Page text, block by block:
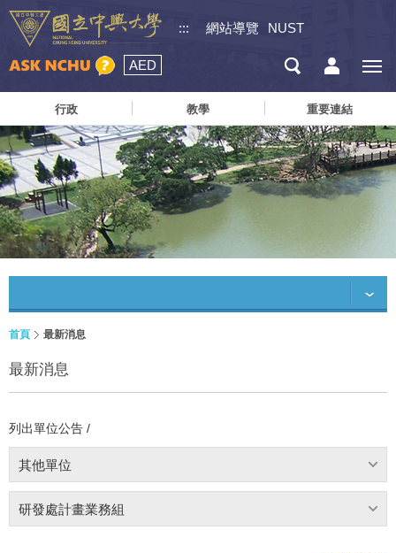
::: 網站導覽 NUST
AED
行政 教學 重要連結
首頁 最新消息
最新消息
列出單位公告 /
其他單位
研發處計畫業務組